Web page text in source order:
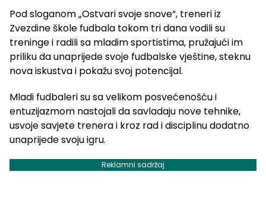
Pod sloganom „Ostvari svoje snove“, treneri iz
Zvezdine škole fudbala tokom tri dana vodili su
treninge i radili sa mladim sportistima, pružajući im
priliku da unaprijede svoje fudbalske vještine, steknu
nova iskustva i pokažu svoj potencijal.
Mladi fudbaleri su sa velikom posvećenošću i
entuzijazmom nastojali da savladaju nove tehnike,
usvoje savjete trenera i kroz rad i disciplinu dodatno
unaprijede svoju igru.
Reklamni sadržaj